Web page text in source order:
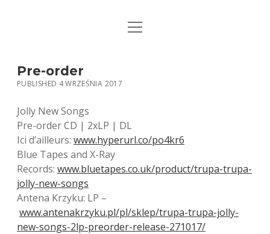
STRONA GŁÓWNA
MUZYKA
open
Pre-order
PUBLISHED 4 WRZEŚNIA 2017
Jolly New Songs
Pre-order CD | 2xLP | DL
Ici d’ailleurs: www.hyperurl.co/po4kr6
Blue Tapes and X-Ray
Records: www.bluetapes.co.uk/product/trupa-trupa-
jolly-new-songs
Antena Krzyku: LP –
www.antenakrzyku.pl/pl/sklep/trupa-trupa-jolly-
new-songs-2lp-preorder-release-271017/